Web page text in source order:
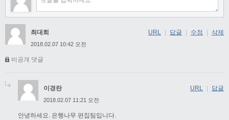
최대희
2018.02.07 10:42 오전
비공개 댓글
URL 답글 수정 삭제
이경란
2018.02.07 11:21 오전
안녕하세요. 은행나무 편집팀입니다.
URL 답글